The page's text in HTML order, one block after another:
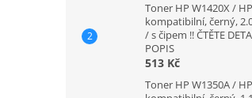
Toner HP W1420X /
kompatibilní, černý,
/ s čipem !! ČTĚTE
POPIS
513 Kč
Toner HP W1350A /